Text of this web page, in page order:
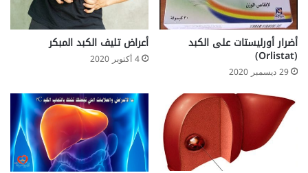
ا
ل
ع
ل
ا
ظ
ا
م
O
s
e
o
أضرار أورليستات على الكبد
(Orlistat)
29 ديسمبر 2020
أعراض تليف الكبد المبكر
4 أكتوبر 2020